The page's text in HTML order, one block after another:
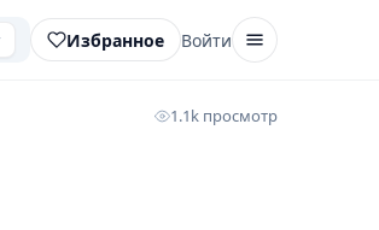
Избранное Войти
1.1k просмотр